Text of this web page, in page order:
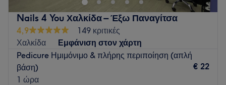
Nails 4 You Χαλκίδα – Έξω Παναγίτσα
4,9
149 κριτικές
Χαλκίδα
Εμφάνιση στον χάρτη
Pedicure Ημιμόνιμο & πλήρης περιποίηση (απλή
βάση)
1 ώρα
€ 22